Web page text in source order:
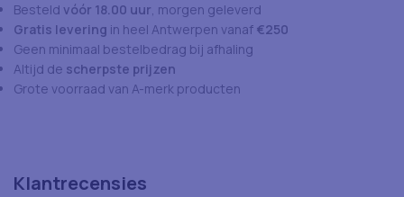
Besteld vóór 18.00 uur, morgen geleverd
Gratis levering in heel Antwerpen vanaf €250
Geen minimaal bestelbedrag bij afhaling
Altijd de scherpste prijzen
Grote voorraad van A-merk producten
Klantrecensies